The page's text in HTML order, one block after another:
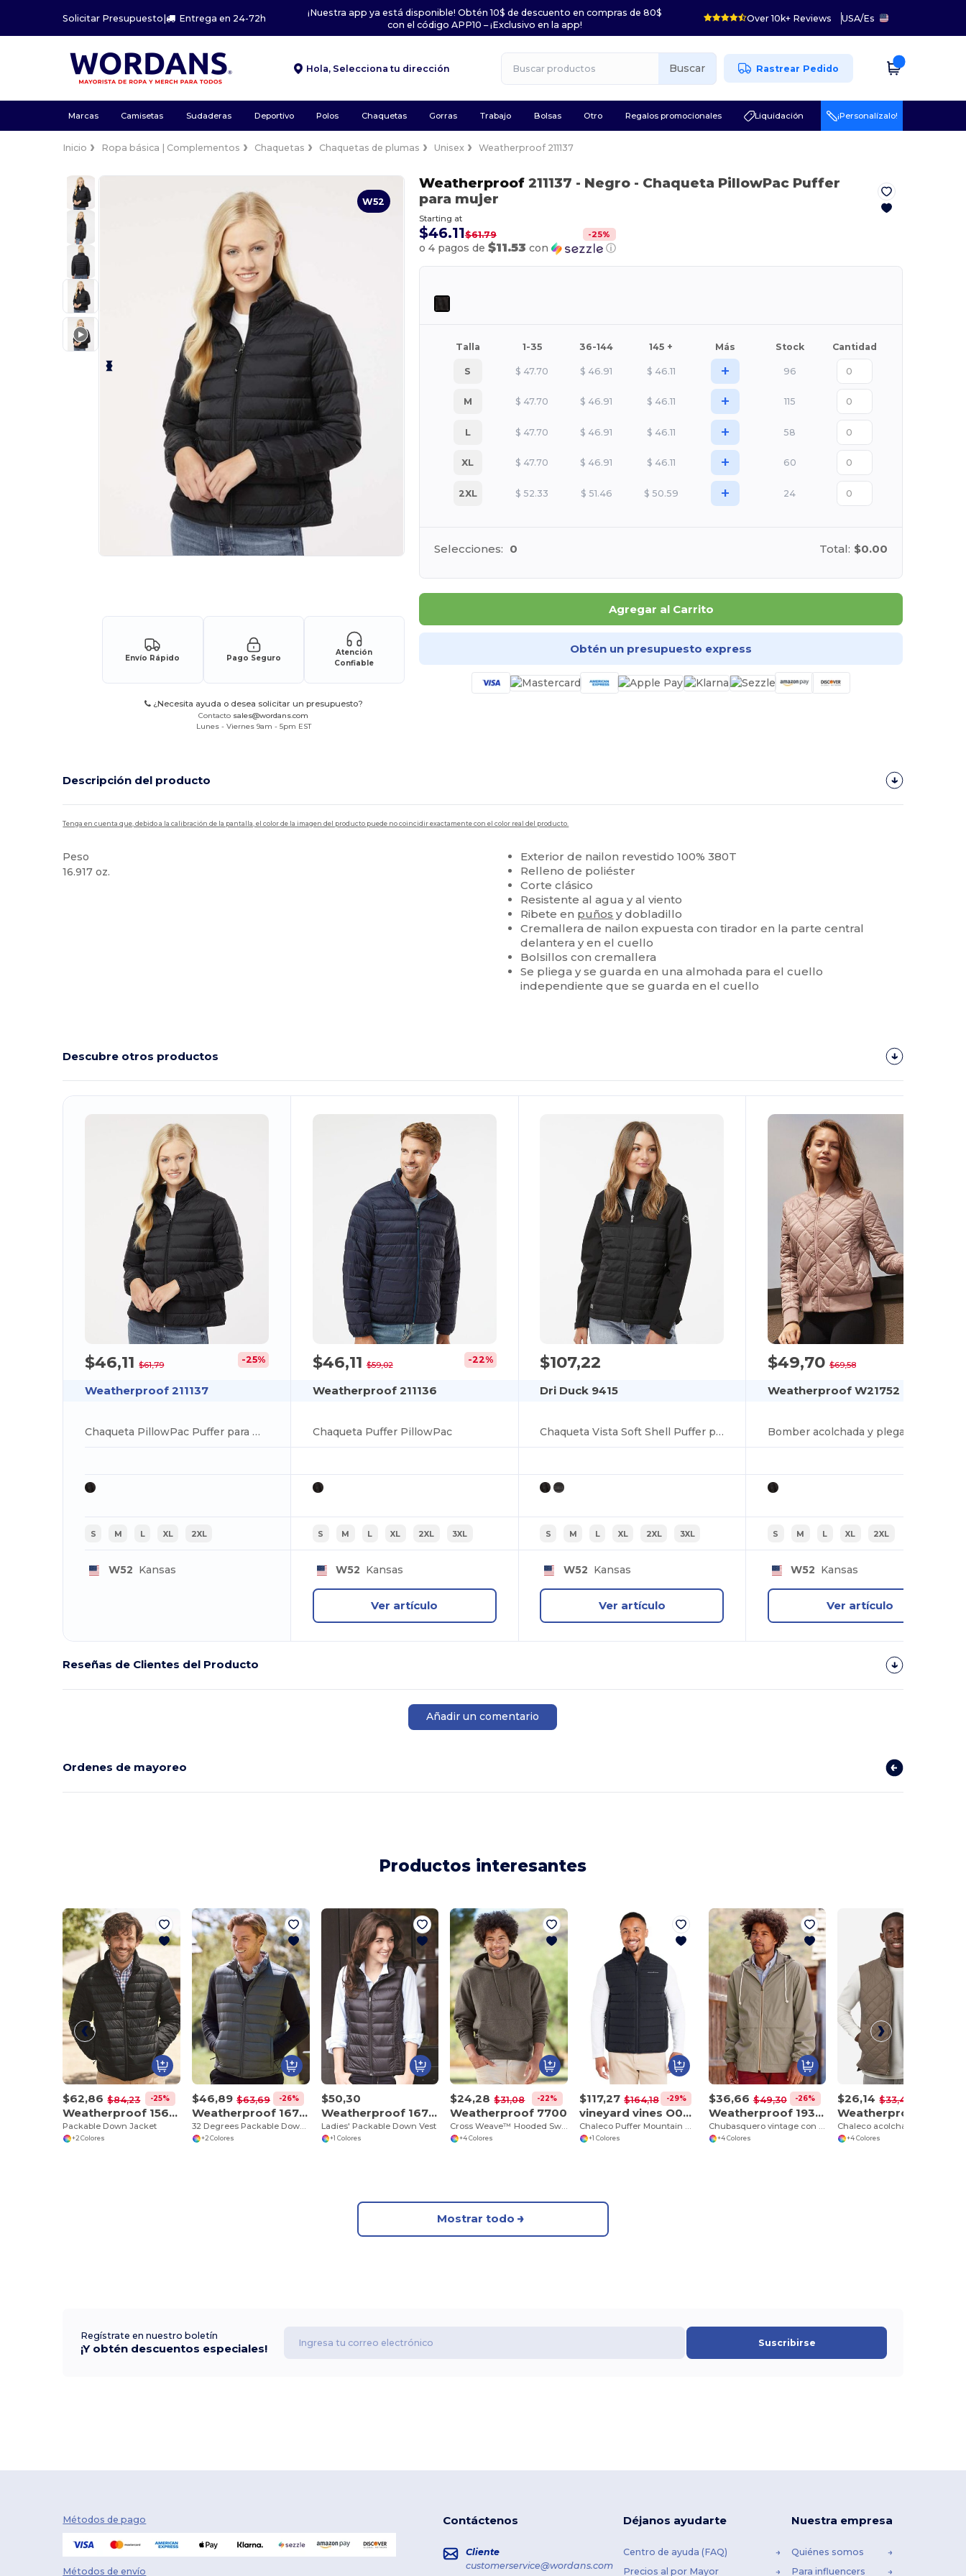
Solicitar Presupuesto| Entrega en 24-72h
¡Nuestra app ya está disponible! Obtén 10$ de descuento en compras de 80$
con el código APP10 – ¡Exclusivo en la app!
Over 10k+ Reviews USA/Es
Hola, Selecciona tu dirección Buscar Rastrear Pedido
Marcas Camisetas Sudaderas Deportivo Polos Chaquetas Gorras Trabajo Bolsas Otro Regalos promocionales Liquidación ¡Personalízalo!
Inicio Ropa básica | Complementos Chaquetas Chaquetas de plumas Unisex Weatherproof 211137
W52
Envío Rápido Pago Seguro
Atención
Confiable
¿Necesita ayuda o desea solicitar un presupuesto?
Contacto sales@wordans.com
Lunes - Viernes 9am - 5pm EST
Weatherproof211137 - Negro- Chaqueta PillowPac Puffer
para mujer
Starting at
$46.11$61.79 -25%
o 4 pagos de $11.53 con ⓘ
Talla 1-35 36-144 145 + Más Stock Cantidad
S $ 47.70 $ 46.91 $ 46.11 + 96
M $ 47.70 $ 46.91 $ 46.11 + 115
L $ 47.70 $ 46.91 $ 46.11 + 58
XL $ 47.70 $ 46.91 $ 46.11 + 60
2XL $ 52.33 $ 51.46 $ 50.59 + 24
Selecciones: 0 Total: $0.00
Agregar al Carrito
Obtén un presupuesto express
Descripción del producto
Tenga en cuenta que, debido a la calibración de la pantalla, el color de la imagen del producto puede no coincidir exactamente con el color real del producto.
Peso
16.917 oz.
Exterior de nailon revestido 100% 380T
Relleno de poliéster
Corte clásico
Resistente al agua y al viento
Ribete en puños y dobladillo
Cremallera de nailon expuesta con tirador en la parte central
delantera y en el cuello
Bolsillos con cremallera
Se pliega y se guarda en una almohada para el cuello
independiente que se guarda en el cuello
Descubre otros productos
$46,11$61,79 -25%
Weatherproof 211137
Chaqueta PillowPac Puffer para mujer
S M L XL 2XL
W52 Kansas
$46,11$59,02 -22%
Weatherproof 211136
Chaqueta Puffer PillowPac
S M L XL 2XL 3XL
W52 Kansas
Ver artículo
$107,22
Dri Duck 9415
Chaqueta Vista Soft Shell Puffer para mujer
S M L XL 2XL 3XL
W52 Kansas
Ver artículo
$49,70$69,58
Weatherproof W21752
S M L XL 2XL
W52 Kansas
Ver artículo
Reseñas de Clientes del Producto
Añadir un comentario
Ordenes de mayoreo
Productos interesantes
$62,86 $84,23 -25%
Weatherproof 15600
Packable Down Jacket
+2 Colores
$46,89 $63,69 -26%
Weatherproof 16700
32 Degrees Packable Down Vest
+2 Colores
$50,30
Weatherproof 16700W
Ladies' Packable Down Vest
+1 Colores
$24,28 $31,08 -22%
Weatherproof 7700
Cross Weave™ Hooded Sweatshirt
+4 Colores
$117,27 $164,18 -29%
vineyard vines O001808
Chaleco Puffer Mountain Weekend
+1 Colores
$36,66 $49,30 -26%
Weatherproof 193910
Chubasquero vintage con capucha
+4 Colores
$26,14 $33,46
+4 Colores
Mostrar todo
Regístrate en nuestro boletín
¡Y obtén descuentos especiales! Suscribirse
Métodos de pago
Métodos de envío
Contáctenos
Cliente
customerservice@wordans.com
Déjanos ayudarte
Centro de ayuda (FAQ)
Precios al por Mayor
Nuestra empresa
Quiénes somos
Para influencers